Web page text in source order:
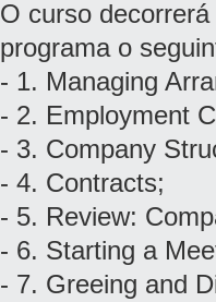
O curso
programa o
- 1. Managing
- 2. Employment
- 3. Company
- 4. Contracts;
- 5. Review:
- 6. Starting a
- 7. Greeing and